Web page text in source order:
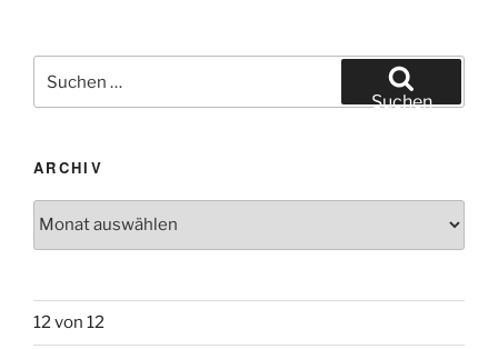
nach:
Suchen
ARCHIV
Archiv
12 von 12